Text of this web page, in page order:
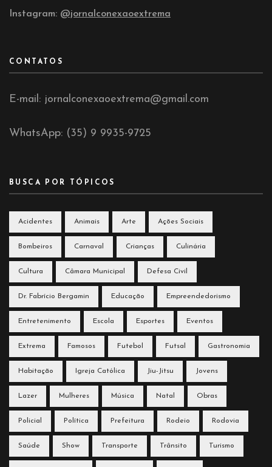
Instagram: @jornalconexaoextrema
CONTATOS
E-mail: jornalconexaoextrema@gmail.com
WhatsApp: (35) 9 9935-9725
BUSCA POR TÓPICOS
Acidentes Animais Arte Ações Sociais
Bombeiros Carnaval Crianças Culinária
Cultura Câmara Municipal Defesa Civil
Dr. Fabrício Bergamin Educação Empreendedorismo
Entretenimento Escola Esportes Eventos
Extrema Famosos Futebol Futsal Gastronomia
Habitação Igreja Católica Jiu-Jitsu Jovens
Lazer Mulheres Música Natal Obras
Policial Política Prefeitura Rodeio Rodovia
Saúde Show Transporte Trânsito Turismo